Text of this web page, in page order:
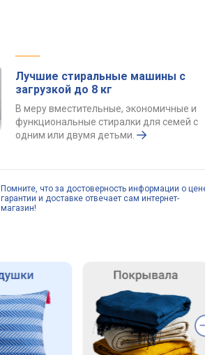
Лучшие стиральные машины с
загрузкой до 8 кг
В меру вместительные, экономичные и
функциональные стиралки для семей с
одним или двумя детьми.
Помните, что за достоверность информации о
гарантии и доставке отвечает сам интернет-
магазин!